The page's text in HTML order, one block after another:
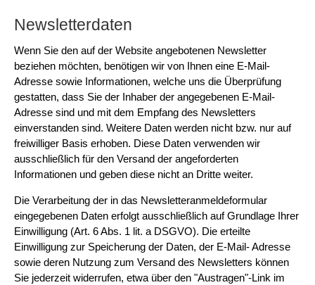
Newsletterdaten
Wenn Sie den auf der Website angebotenen Newsletter
beziehen möchten, benötigen wir von Ihnen eine E-Mail-
Adresse sowie Informationen, welche uns die Überprüfung
gestatten, dass Sie der Inhaber der angegebenen E-Mail-
Adresse sind und mit dem Empfang des Newsletters
einverstanden sind. Weitere Daten werden nicht bzw. nur auf
freiwilliger Basis erhoben. Diese Daten verwenden wir
ausschließlich für den Versand der angeforderten
Informationen und geben diese nicht an Dritte weiter.
Die Verarbeitung der in das Newsletteranmeldeformular
eingegebenen Daten erfolgt ausschließlich auf Grundlage Ihrer
Einwilligung (Art. 6 Abs. 1 lit. a DSGVO). Die erteilte
Einwilligung zur Speicherung der Daten, der E-Mail- Adresse
sowie deren Nutzung zum Versand des Newsletters können
Sie jederzeit widerrufen, etwa über den "Austragen"-Link im